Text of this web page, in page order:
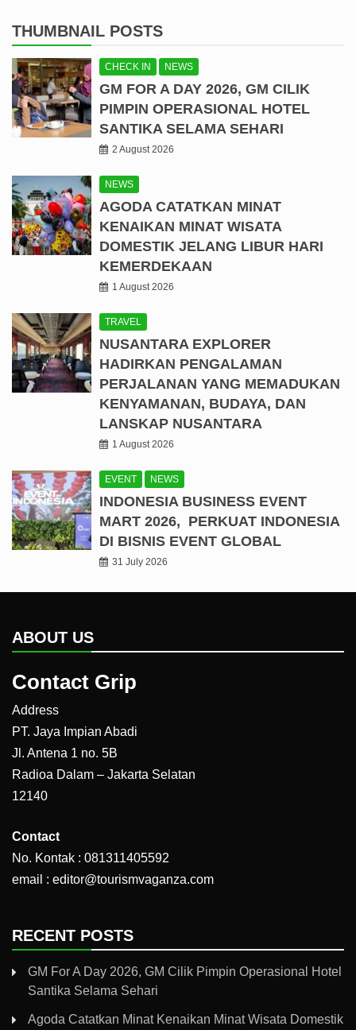
THUMBNAIL POSTS
CHECK IN NEWS
GM FOR A DAY 2026, GM CILIK
PIMPIN OPERASIONAL HOTEL
SANTIKA SELAMA SEHARI
2 August 2026
NEWS
AGODA CATATKAN MINAT
KENAIKAN MINAT WISATA
DOMESTIK JELANG LIBUR HARI
KEMERDEKAAN
1 August 2026
TRAVEL
NUSANTARA EXPLORER
HADIRKAN PENGALAMAN
PERJALANAN YANG MEMADUKAN
KENYAMANAN, BUDAYA, DAN
LANSKAP NUSANTARA
1 August 2026
EVENT NEWS
INDONESIA BUSINESS EVENT
MART 2026, PERKUAT INDONESIA
DI BISNIS EVENT GLOBAL
31 July 2026
ABOUT US
Contact Grip
Address
PT. Jaya Impian Abadi
Jl. Antena 1 no. 5B
Radioa Dalam – Jakarta Selatan
12140
Contact
No. Kontak : 081311405592
email : editor@tourismvaganza.com
RECENT POSTS
GM For A Day 2026, GM Cilik Pimpin Operasional Hotel
Santika Selama Sehari
Agoda Catatkan Minat Kenaikan Minat Wisata Domestik